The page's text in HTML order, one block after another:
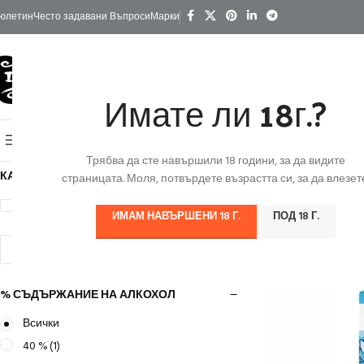
Имате ли 18г.?
Трябва да сте навършили 18 години, за да видите
страницата. Моля, потвърдете възрастта си, за да
ИМАМ НАВЪРШЕНИ 18 Г. ПОД 18 Г.
Често задавани ВъпросиМарки
КАТЕГОРИИ
% СЪДЪРЖАНИЕ НА АЛКОХОЛ
Всички
40 %(1)
Начало /